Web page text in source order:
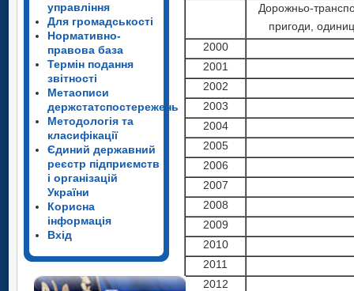
управління
Для громадськості
Нормативно-
правова база
Термін подання
звітності
Метаописи
держстатспостережень
Методологія та
класифікації
Єдиний державний
реєстр підприємств
і організацій
України
Корисна
інформація
Вхід
Дорожньо-
пригоди,
2000
2001
2002
2003
2004
2005
2006
2007
2008
2009
2010
2011
2012